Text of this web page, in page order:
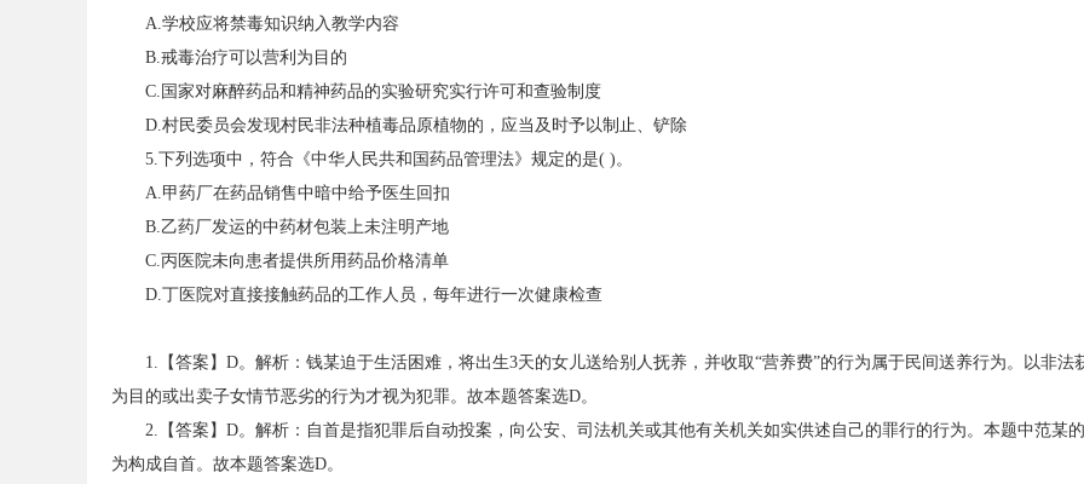
A.学校应将禁毒知识纳入教学内容
B.戒毒治疗可以营利为目的
C.国家对麻醉药品和精神药品的实验研究实行许可和查验制度
D.村民委员会发现村民非法种植毒品原植物的，应当及时予以制止、铲除
5.下列选项中，符合《中华人民共和国药品管理法》规定的是( )。
A.甲药厂在药品销售中暗中给予医生回扣
B.乙药厂发运的中药材包装上未注明产地
C.丙医院未向患者提供所用药品价格清单
D.丁医院对直接接触药品的工作人员，每年进行一次健康检查
1.【答案】D。解析：钱某迫于生活困难，将出生3天的女儿送给别人抚养，并收取“营养费”的行为属于民间送养行为。以非法
为目的或出卖子女情节恶劣的行为才视为犯罪。故本题答案选D。
2.【答案】D。解析：自首是指犯罪后自动投案，向公安、司法机关或其他有关机关如实供述自己的罪行的行为。本题中范某
为构成自首。故本题答案选D。